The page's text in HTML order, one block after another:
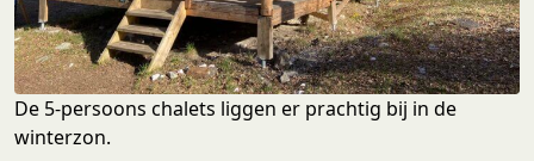
De 5-persoons chalets liggen er prachtig bij in de
winterzon.